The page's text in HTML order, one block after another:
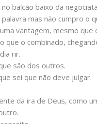
balcão baixo da
mas não cumpro o
vantagem, mesmo que
que o combinado,
rir.
são dos outros.
sei que não deve julgar.
da ira de Deus, como